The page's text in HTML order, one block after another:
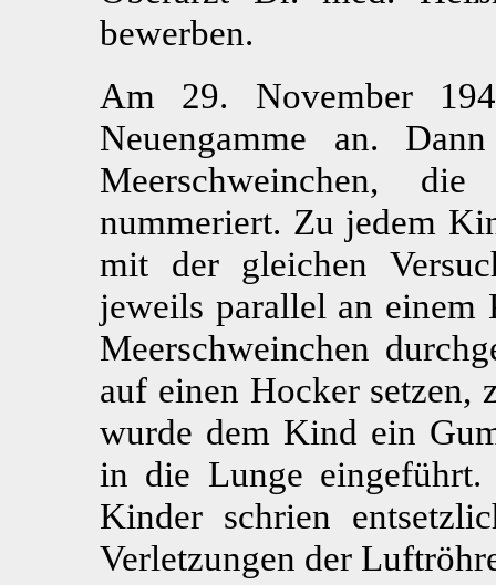
bewerben.
Am 29. November
Neuengamme an.
Meerschweinchen,
nummeriert. Zu jedem
mit der gleichen
jeweils parallel an einem
Meerschweinchen
auf einen Hocker setzen,
wurde dem Kind ein
in die Lunge
Kinder schrien
Verletzungen der